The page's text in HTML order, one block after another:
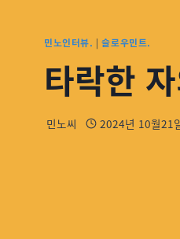
민노인터뷰. |슬로우민트.
타락한
민노씨 2024년 10월21